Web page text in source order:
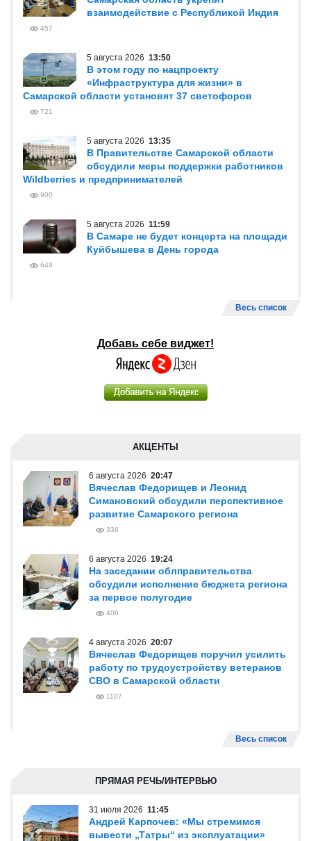
взаимодействие с Республикой Индия
457
5 августа 2026 13:50
В этом году по нацпроекту
«Инфраструктура для жизни» в
Самарской области установят 37 светофоров
721
5 августа 2026 13:35
В Правительстве Самарской области
обсудили меры поддержки работников
Wildberries и предпринимателей
900
5 августа 2026 11:59
В Самаре не будет концерта на площади
Куйбышева в День города
649
Весь список
Добавь себе виджет!
АКЦЕНТЫ
6 августа 2026 20:47
Вячеслав Федорищев и Леонид
Симановский обсудили перспективное
развитие Самарского региона
336
6 августа 2026 19:24
На заседании облправительства
обсудили исполнение бюджета региона
за первое полугодие
406
4 августа 2026 20:07
Вячеслав Федорищев поручил усилить
работу по трудоустройству ветеранов
СВО в Самарской области
1107
Весь список
ПРЯМАЯ РЕЧЬ/ИНТЕРВЬЮ
31 июля 2026 11:45
Андрей Карпочев: «Мы стремимся
вывести „Татры“ из эксплуатации»